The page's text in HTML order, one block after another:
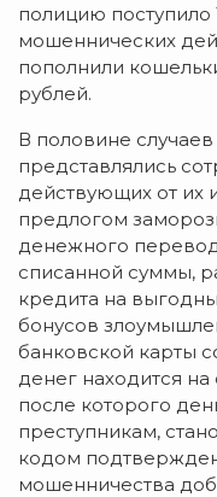
полицию
мошеннических
пополнили
рублей.
В половине
представлялись
действующих от их
предлогом
денежного
списанной суммы,
кредита на
бонусов
банковской карты
денег находится
после которого
преступникам,
кодом
мошенничества